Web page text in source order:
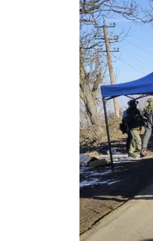
ՄԵԿՆԱԲԱՆՈՒԹՅՈՒՆ
ՁԳՏԵԼՈՎ ԼԱՎԱԳՈՒՅՆԻՆ